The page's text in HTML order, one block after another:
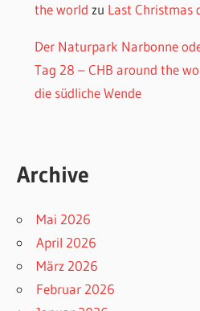
the world zu Last Christmas
Der Naturpark Narbonne
Tag 28 – CHB around the
die südliche Wende
Archive
Mai 2026
April 2026
März 2026
Februar 2026